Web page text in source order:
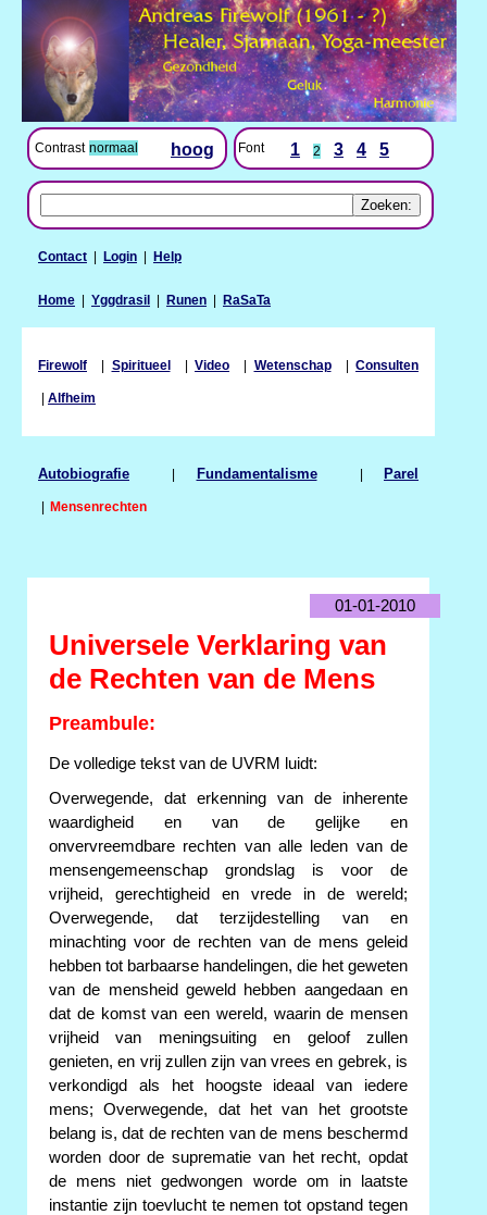
Contrast normaal hoog Font 1 2 3 4 5
Contact | Login | Help
Home | Yggdrasil | Runen | RaSaTa
Firewolf | Spiritueel| Video | Wetenschap| Consulten
| Alfheim
Autobiografie | Fundamentalisme| Parel
| Mensenrechten
01-01-2010
Universele Verklaring van
de Rechten van de Mens
Preambule:
De volledige tekst van de UVRM luidt:
Overwegende, dat erkenning van de inherente
waardigheid en van de gelijke en
onvervreemdbare rechten van alle leden van de
mensengemeenschap grondslag is voor de
vrijheid, gerechtigheid en vrede in de wereld;
Overwegende, dat terzijdestelling van en
minachting voor de rechten van de mens geleid
hebben tot barbaarse handelingen, die het geweten
van de mensheid geweld hebben aangedaan en
dat de komst van een wereld, waarin de mensen
vrijheid van meningsuiting en geloof zullen
genieten, en vrij zullen zijn van vrees en gebrek, is
verkondigd als het hoogste ideaal van iedere
mens; Overwegende, dat het van het grootste
belang is, dat de rechten van de mens beschermd
worden door de suprematie van het recht, opdat
de mens niet gedwongen worde om in laatste
instantie zijn toevlucht te nemen tot opstand tegen